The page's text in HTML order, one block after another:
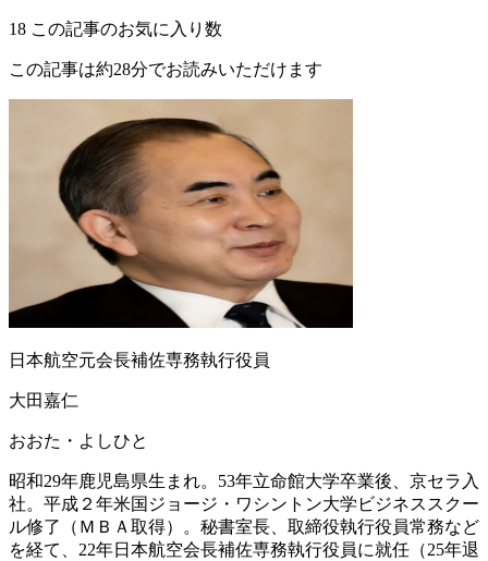
18 この記事のお気に入り数
この記事は約28分でお読みいただけます
日本航空元会長補佐専務執行役員
大田嘉仁
おおた・よしひと
昭和29年鹿児島県生まれ。53年立命館大学卒業後、京セラ入
社。平成２年米国ジョージ・ワシントン大学ビジネススクー
ル修了（ＭＢＡ取得）。秘書室長、取締役執行役員常務など
を経て、22年日本航空会長補佐専務執行役員に就任（25年退